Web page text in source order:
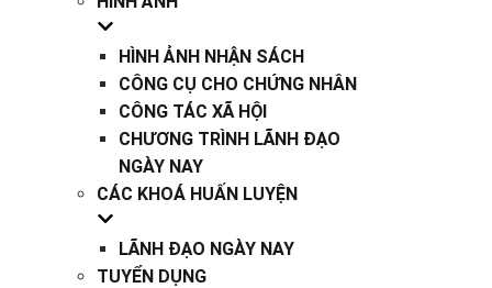
HÌNH ẢNH NHẬN SÁCH
CÔNG CỤ CHO CHỨNG NHÂN
CÔNG TÁC XÃ HỘI
CHƯƠNG TRÌNH LÃNH ĐẠO
NGÀY NAY
CÁC KHOÁ HUẤN LUYỆN
LÃNH ĐẠO NGÀY NAY
TUYỂN DỤNG